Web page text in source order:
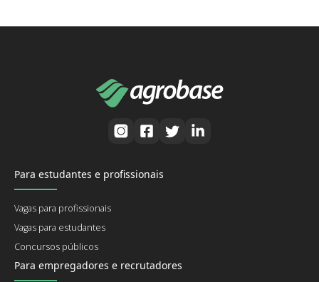
Para estudantes e profissionais
Vagas para profissionais
Vagas para estudantes
Concursos públicos
Para empregadores e recrutadores